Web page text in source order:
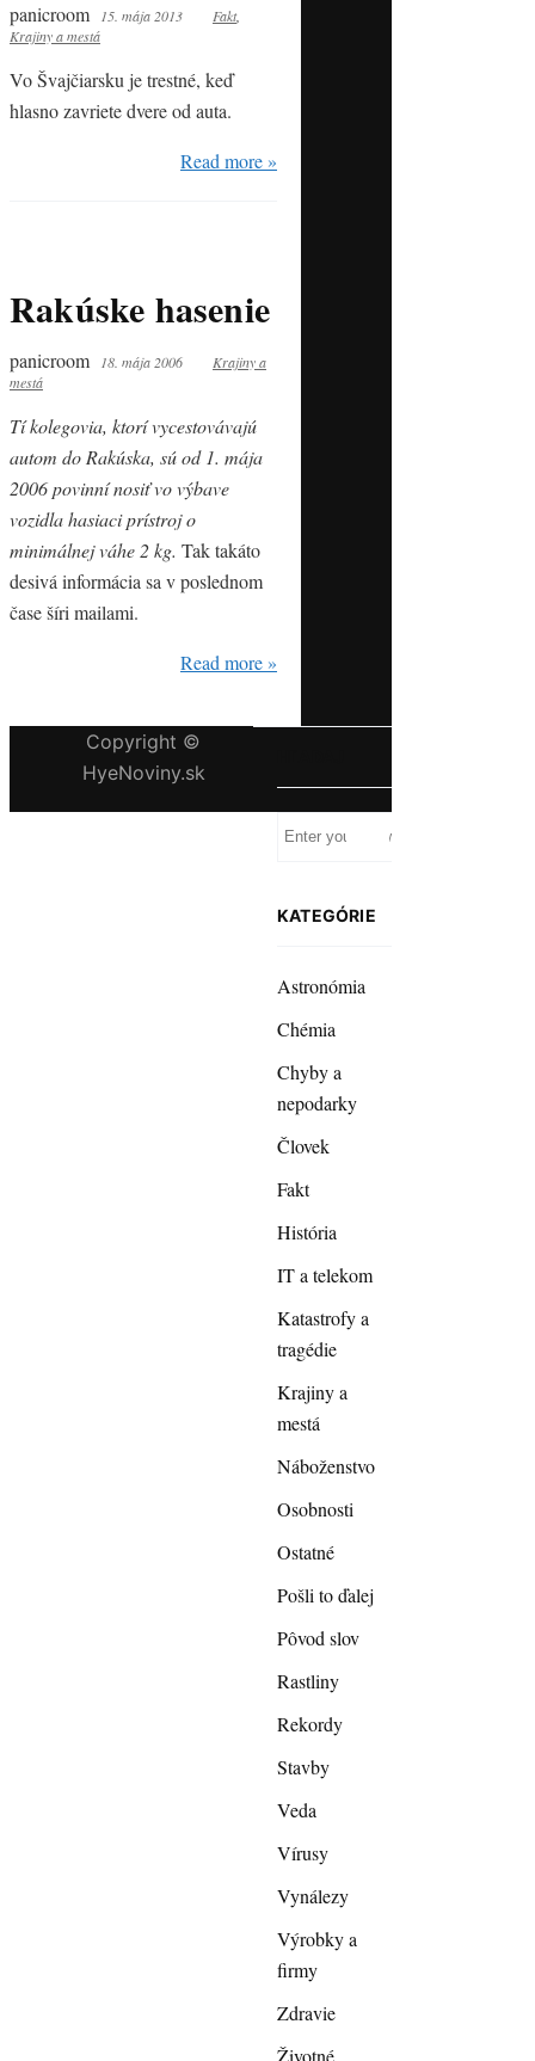
panicroom 15. mája 2013 Fakt,
Krajiny a mestá
Vo Švajčiarsku je trestné, keď
hlasno zavriete dvere od auta.
Read more »
Rakúske hasenie
panicroom 18. mája 2006
Krajiny a
mestá
Tí kolegovia, ktorí vycestovávajú
autom do Rakúska, sú od 1. mája
2006 povinní nosiť vo výbave
vozidla hasiaci prístroj o
minimálnej váhe 2 kg. Tak takáto
desivá informácia sa v poslednom
čase šíri mailami.
Read more »
KATEGÓRIE
Astronómia
Chémia
Chyby a
nepodarky
Človek
Fakt
História
IT a telekom
Katastrofy a
tragédie
Krajiny a
mestá
Náboženstvo
Osobnosti
Ostatné
Pošli to ďalej
Pôvod slov
Rastliny
Rekordy
Stavby
Veda
Vírusy
Vynálezy
Výrobky a
firmy
Zdravie
Životné
Copyright ©
HyeNoviny.sk